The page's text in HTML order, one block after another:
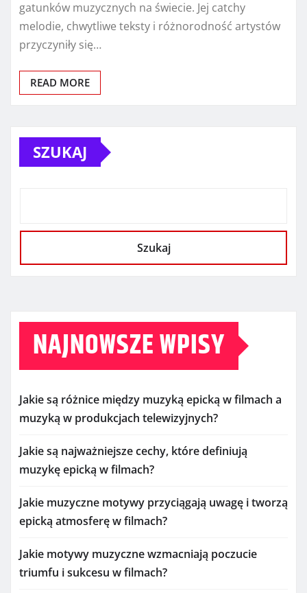
gatunków muzycznych na świecie. Jej catchy
melodie, chwytliwe teksty i różnorodność artystów
przyczyniły się…
READ MORE
SZUKAJ
Szukaj
NAJNOWSZE WPISY
Jakie są różnice między muzyką epicką w filmach a
muzyką w produkcjach telewizyjnych?
Jakie są najważniejsze cechy, które definiują
muzykę epicką w filmach?
Jakie muzyczne motywy przyciągają uwagę i tworzą
epicką atmosferę w filmach?
Jakie motywy muzyczne wzmacniają poczucie
triumfu i sukcesu w filmach?